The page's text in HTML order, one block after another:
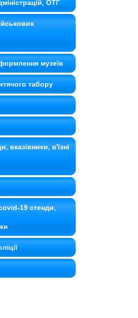
ОТГ
музеїв
табору
вказівники, в'їзні
19 стенди,